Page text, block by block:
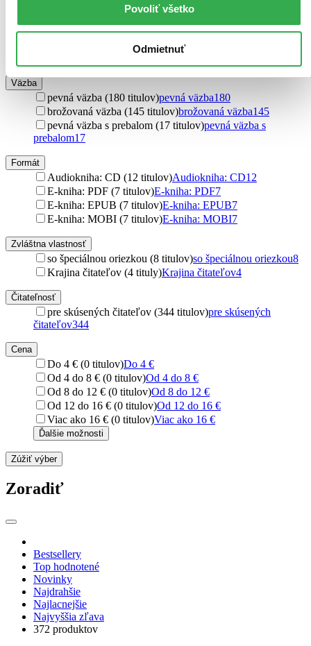
Povoliť všetko
Odmietnuť
Kodansha Comics (1 titul) Kodansha Comics
Psychogios Publications (1 titul)Psychogios Publications1
Listening Library (1 titul)Listening Library
Väzba
pevná väzba (180 titulov)pevná väzba180
brožovaná väzba (145 titulov)brožovaná väzba145
pevná väzba s prebalom (17 titulov)pevná väzba s
prebalom17
Formát
Audiokniha: CD (12 titulov)Audiokniha: CD12
E-kniha: PDF (7 titulov)E-kniha: PDF7
E-kniha: EPUB (7 titulov)E-kniha: EPUB7
E-kniha: MOBI (7 titulov)E-kniha: MOBI7
Zvláštna vlastnosť
so špeciálnou oriezkou (8 titulov)so špeciálnou oriezkou8
Krajina čitateľov (4 tituly)Krajina čitateľov4
Čitateľnosť
pre skúsených čitateľov (344 titulov)pre skúsených
čitateľov344
Cena
Do 4 € (0 titulov)Do 4 €
Od 4 do 8 € (0 titulov)Od 4 do 8 €
Od 8 do 12 € (0 titulov)Od 8 do 12 €
Od 12 do 16 € (0 titulov)Od 12 do 16 €
Viac ako 16 € (0 titulov)Viac ako 16 €
Ďalšie možnosti
Zúžiť výber
Zoradiť
Bestsellery
Top hodnotené
Novinky
Najdrahšie
Najlacnejšie
Najvyššia zľava
372 produktov